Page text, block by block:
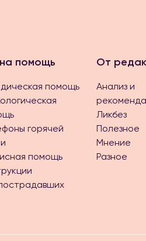
помощь
помощь
горячей
помощь
От
Анализ и
Ликбез
Полезное
Мнение
Разное